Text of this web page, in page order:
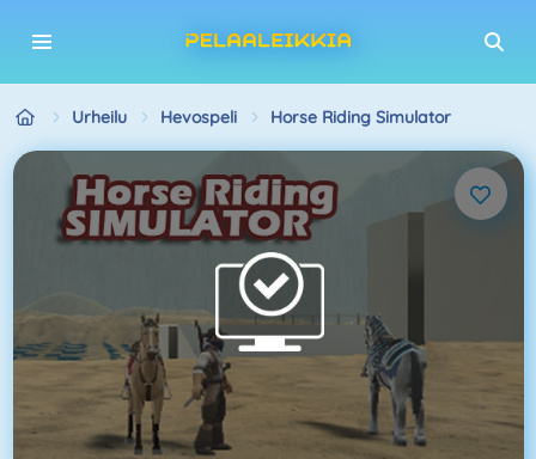
Urheilu Hevospeli Horse Riding Simulator